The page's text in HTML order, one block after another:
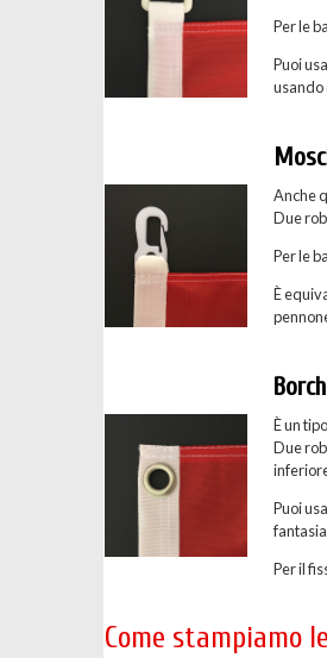
Per le
Puoi
usando
Anche
Due
Per le
È
È un
Due
Puoi
Per il
Come stampiamo